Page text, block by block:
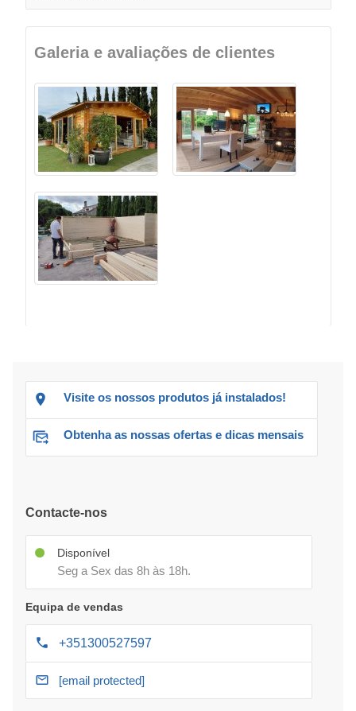
Galeria e avaliações de clientes
Visite os nossos produtos já instalados!
Obtenha as nossas ofertas e dicas mensais
Contacte-nos
Disponível
Seg a Sex das 8h às 18h.
Equipa de vendas
+351300527597
[email protected]